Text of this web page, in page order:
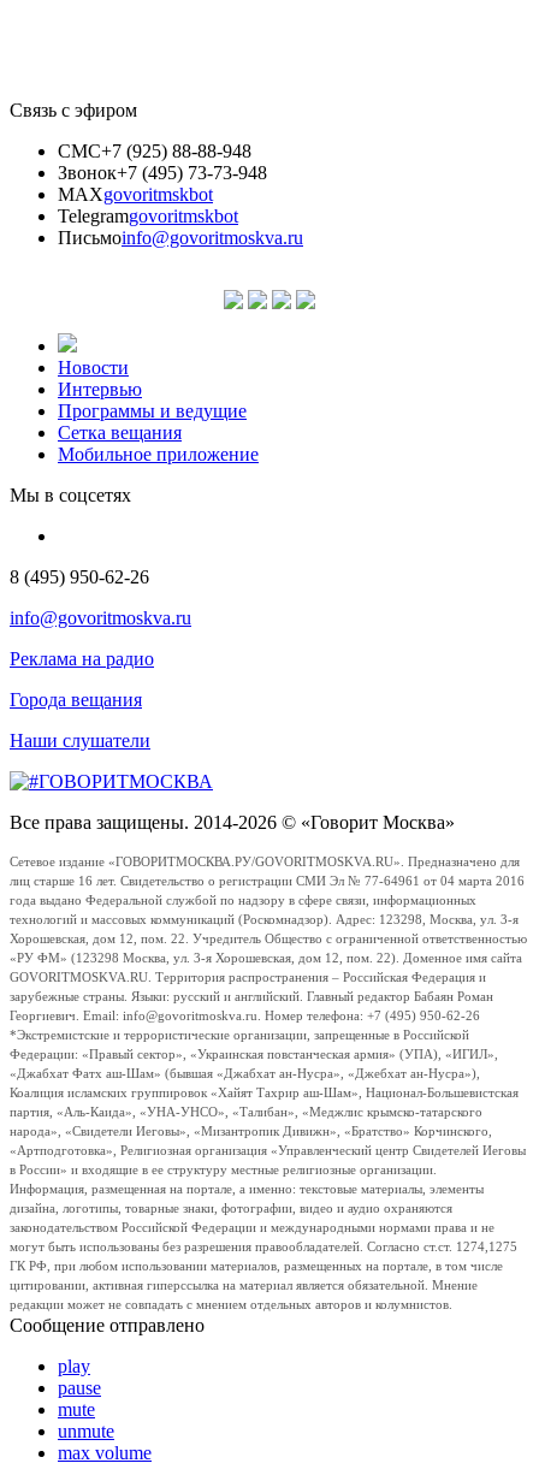
Связь с эфиром
СМС+7 (925) 88-88-948
Звонок+7 (495) 73-73-948
MAXgovoritmskbot
Telegramgovoritmskbot
Письмоinfo@govoritmoskva.ru
Новости
Интервью
Программы и ведущие
Сетка вещания
Мобильное приложение
Мы в соцсетях
8 (495) 950-62-26
info@govoritmoskva.ru
Реклама на радио
Города вещания
Наши слушатели
Все права защищены. 2014-2026 © «Говорит Москва»
Сетевое издание «ГОВОРИТМОСКВА.РУ/GOVORITMOSKVA.RU». Предназначено для
лиц старше 16 лет. Свидетельство о регистрации СМИ Эл № 77-64961 от 04 марта 2016
года выдано Федеральной службой по надзору в сфере связи, информационных
технологий и массовых коммуникаций (Роскомнадзор). Адрес: 123298, Москва, ул. 3-я
Хорошевская, дом 12, пом. 22. Учредитель Общество с ограниченной ответственностью
«РУ ФМ» (123298 Москва, ул. 3-я Хорошевская, дом 12, пом. 22). Доменное имя сайта
GOVORITMOSKVA.RU. Территория распространения – Российская Федерация и
зарубежные страны. Языки: русский и английский. Главный редактор Бабаян Роман
Георгиевич. Email: info@govoritmoskva.ru. Номер телефона: +7 (495) 950-62-26
*Экстремистские и террористические организации, запрещенные в Российской
Федерации: «Правый сектор», «Украинская повстанческая армия» (УПА), «ИГИЛ»,
«Джабхат Фатх аш-Шам» (бывшая «Джабхат ан-Нусра», «Джебхат ан-Нусра»),
Коалиция исламских группировок «Хайят Тахрир аш-Шам», Национал-Большевистская
партия, «Аль-Каида», «УНА-УНСО», «Талибан», «Меджлис крымско-татарского
народа», «Свидетели Иеговы», «Мизантропик Дивижн», «Братство» Корчинского,
«Артподготовка», Религиозная организация «Управленческий центр Свидетелей Иеговы
в России» и входящие в ее структуру местные религиозные организации.
Информация, размещенная на портале, а именно: текстовые материалы, элементы
дизайна, логотипы, товарные знаки, фотографии, видео и аудио охраняются
законодательством Российской Федерации и международными нормами права и не
могут быть использованы без разрешения правообладателей. Согласно ст.ст. 1274,1275
ГК РФ, при любом использовании материалов, размещенных на портале, в том числе
цитировании, активная гиперссылка на материал является обязательной. Мнение
редакции может не совпадать с мнением отдельных авторов и колумнистов.
Сообщение отправлено
play
pause
mute
unmute
max volume